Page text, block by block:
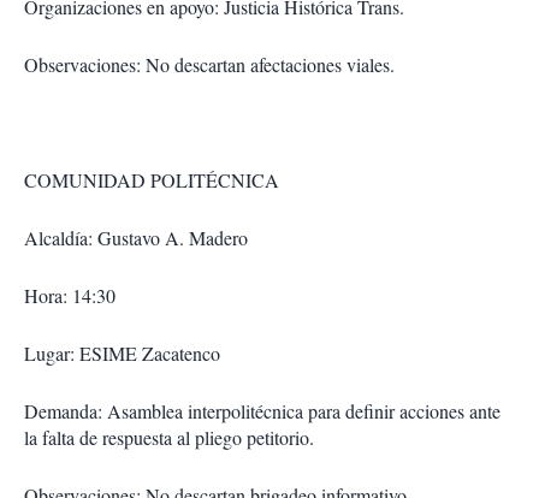
Organizaciones en apoyo: Justicia Histórica Trans.
Observaciones: No descartan afectaciones viales.
COMUNIDAD POLITÉCNICA
Alcaldía: Gustavo A. Madero
Hora: 14:30
Lugar: ESIME Zacatenco
Demanda: Asamblea interpolitécnica para definir acciones ante
la falta de respuesta al pliego petitorio.